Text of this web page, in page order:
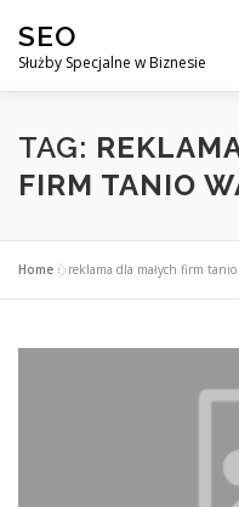
treści
SEO
Służby Specjalne w Biznesie
AGENCJA SEO CO
TAG:
FIRM TANIO
Home »reklama dla małych firm tanio